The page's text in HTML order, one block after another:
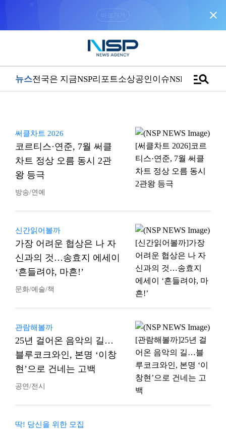
“우리는 독자가 구독할 수 있는 기사를 씁니다” close
뉴스전국은 지금NSP리포트소상공인이슈NSPTVmanage_search
써클차트 2026
코르티스·연준, 7월 써클
차트 정상 오름 동시 2관
왕 등극
방송/연예
신간읽어볼까
가장 어려운 협상은 나 자
신과의 것…송효지 에세이
‘흔들려야, 마흔!’
문화/예술/책
관람해볼까
25년 걸어온 음악의 길…
블루코크와인, 본명 ‘이창
현’으로 건네는 고백
공연/전시
딱! 당신을 위한 모집